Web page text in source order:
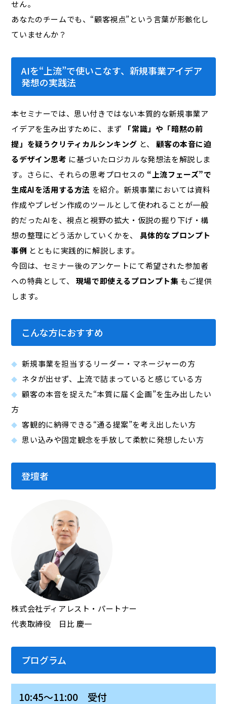
せん。
あなたのチームでも、“顧客視点”という言葉が形骸化し
ていませんか？
AIを“上流”で使いこなす、新規事業アイデア
発想の実践法
本セミナーでは、思い付きではない本質的な新規事業ア
イデアを生み出すために、まず
「常識」や「暗黙の前
提」を疑うクリティカルシンキング と、顧客の本音に迫
るデザイン思考 に基づいたロジカルな発想法を解説しま
す。さらに、それらの思考プロセスの “上流フェーズ”で
生成AIを活用する方法 を紹介。新規事業においては資料
作成やプレゼン作成のツールとして使われることが一般
的だったAIを、視点と視野の拡大・仮説の掘り下げ・構
想の整理にどう活かしていくかを、 具体的なプロンプト
事例 とともに実践的に解説します。
今回は、セミナー後のアンケートにて希望された参加者
への特典として、 現場で即使えるプロンプト集 もご提供
します。
こんな方におすすめ
新規事業を担当するリーダー・マネージャーの方
ネタが出せず、上流で詰まっていると感じている方
顧客の本音を捉えた“本質に届く企画”を生み出したい
方
客観的に納得できる“通る提案”を考え出したい方
思い込みや固定観念を手放して柔軟に発想したい方
登壇者
株式会社ディアレスト・パートナー
代表取締役 日比 慶一
プログラム
10:45～11:00 受付